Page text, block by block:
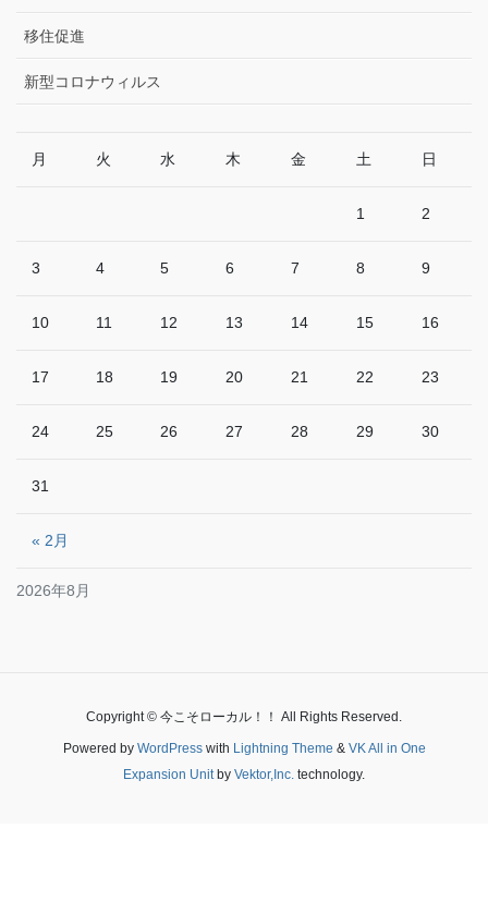
移住促進
新型コロナウィルス
2026年8月
月 火 水 木 金 土 日
« 2月
1 2
3 4 5 6 7 8 9
10 11 12 13 14 15 16
17 18 19 20 21 22 23
24 25 26 27 28 29 30
31
Copyright © 今こそローカル！！ All Rights Reserved.
Powered by WordPresswith Lightning Theme & VK All in One
Expansion Unitby Vektor,Inc. technology.